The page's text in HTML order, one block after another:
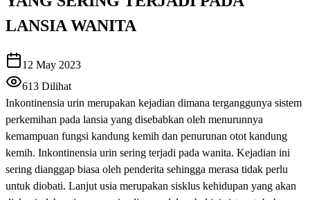
LANSIA WANITA
12 May 2023
613 Dilihat
Inkontinensia urin merupakan kejadian dimana terganggunya sistem
perkemihan pada lansia yang disebabkan oleh menurunnya
kemampuan fungsi kandung kemih dan penurunan otot kandung
kemih. Inkontinensia urin sering terjadi pada wanita. Kejadian ini
sering dianggap biasa oleh penderita sehingga merasa tidak perlu
untuk diobati. Lanjut usia merupakan sisklus kehidupan yang akan